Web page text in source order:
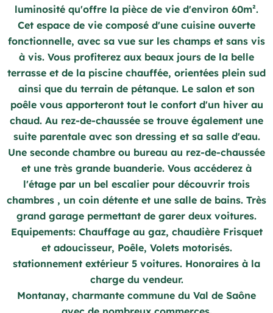
luminosité qu'offre la pièce de vie d'environ 60m².
Cet espace de vie composé d'une cuisine ouverte
fonctionnelle, avec sa vue sur les champs et sans vis
à vis. Vous profiterez aux beaux jours de la belle
terrasse et de la piscine chauffée, orientées plein sud
ainsi que du terrain de pétanque. Le salon et son
poêle vous apporteront tout le confort d'un hiver au
chaud. Au rez-de-chaussée se trouve également une
suite parentale avec son dressing et sa salle d'eau.
Une seconde chambre ou bureau au rez-de-chaussée
et une très grande buanderie. Vous accéderez à
l'étage par un bel escalier pour découvrir trois
chambres , un coin détente et une salle de bains. Très
grand garage permettant de garer deux voitures.
Equipements: Chauffage au gaz, chaudière Frisquet
et adoucisseur, Poêle, Volets motorisés.
stationnement extérieur 5 voitures. Honoraires à la
charge du vendeur.
Montanay, charmante commune du Val de Saône